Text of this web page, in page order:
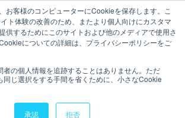
お客様のコンピューターにCookieを保存します。こ
ト体験の改善のため、またより個人向けにカスタマ
供するためにこのサイトおよび他のメディアで使用さ
についての詳細は、プライバシーポリシーをご
者の個人情報を追跡することはありません。ただ
同じ選択をする手間を省くために、小さなCookie
承認 拒否
ご相談・お問い合わせ
ます。
運用の失敗談と今後
2025年2月07日